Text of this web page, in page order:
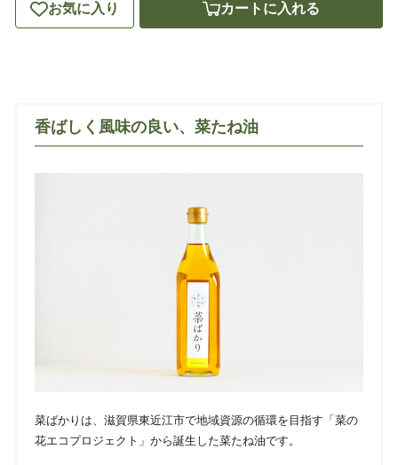
お気に入り カートに入れる
香ばしく風味の良い、菜たね油
菜ばかりは、滋賀県東近江市で地域資源の循環を目指す「菜の
花エコプロジェクト」から誕生した菜たね油です。